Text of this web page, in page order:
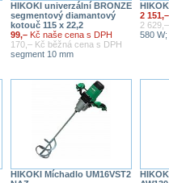
HIKOKI univerzální BRONZE
segmentový diamantový
kotouč 115 x 22,2
99,– Kč naše cena s DPH
170,– Kč běžná cena s DPH
segment 10 mm
2 151,–
2
580
HIKOKI Míchadlo UM16VST2